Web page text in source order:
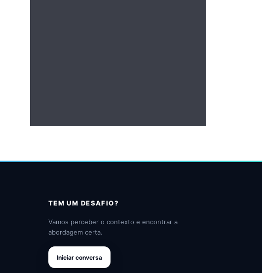
TEM UM DESAFIO?
Vamos perceber o contexto e encontrar a
abordagem certa.
Iniciar conversa